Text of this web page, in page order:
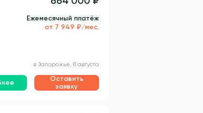
Ежемесячный платёж
от 7 949 ₽/мес.
в Запорожье, 8 августа
Оставить
заявку